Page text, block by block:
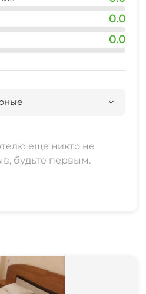
0.0
0.0
еще никто не
будьте первым.